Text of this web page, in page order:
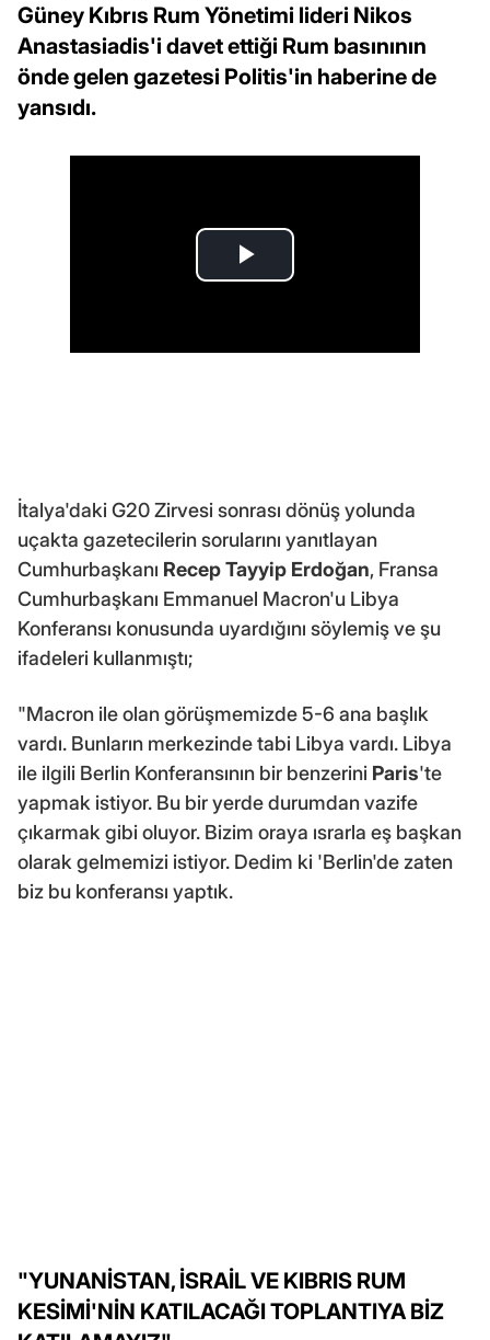
Güney Kıbrıs Rum Yönetimi lideri Nikos
Anastasiadis'i davet ettiği Rum basınının
önde gelen gazetesi Politis'in haberine de
yansıdı.
İtalya'daki G20 Zirvesi sonrası dönüş yolunda
uçakta gazetecilerin sorularını yanıtlayan
Cumhurbaşkanı Recep Tayyip Erdoğan, Fransa
Cumhurbaşkanı Emmanuel Macron'u Libya
Konferansı konusunda uyardığını söylemiş ve şu
ifadeleri kullanmıştı;
"Macron ile olan görüşmemizde 5-6 ana başlık
vardı. Bunların merkezinde tabi Libya vardı. Libya
ile ilgili Berlin Konferansının bir benzerini Paris'te
yapmak istiyor. Bu bir yerde durumdan vazife
çıkarmak gibi oluyor. Bizim oraya ısrarla eş başkan
olarak gelmemizi istiyor. Dedim ki 'Berlin'de zaten
biz bu konferansı yaptık.
"YUNANİSTAN, İSRAİL VE KIBRIS RUM
KESİMİ'NİN KATILACAĞI TOPLANTIYA BİZ